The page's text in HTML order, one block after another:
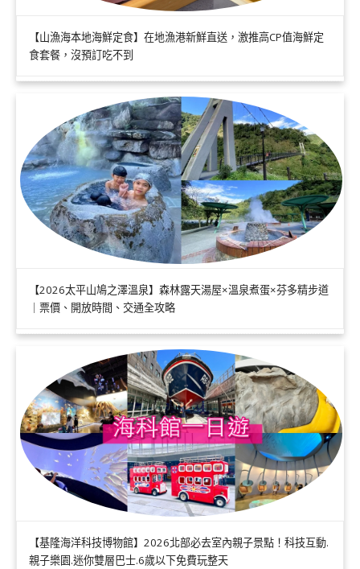
【山漁海本地海鮮定食】在地漁港新鮮直送，激推高CP值海鮮定
食套餐，沒預訂吃不到
【2026太平山鳩之澤溫泉】森林露天湯屋×溫泉煮蛋×芬多精步道
｜票價、開放時間、交通全攻略
【基隆海洋科技博物館】2026北部必去室內親子景點！科技互動.
親子樂園.迷你雙層巴士.6歲以下免費玩整天